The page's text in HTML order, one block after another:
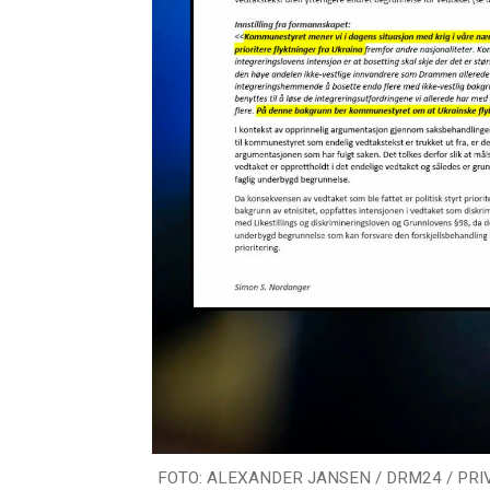
FOTO: ALEXANDER JANSEN / DRM24 /